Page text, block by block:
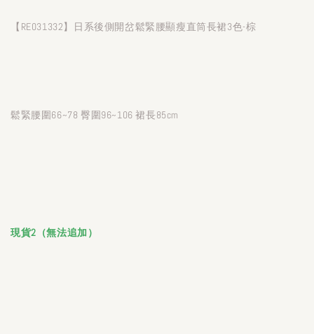
【RE031332】日系後側開岔鬆緊腰顯瘦直筒長裙3色-棕
鬆緊腰圍66~78 臀圍96~106 裙長85cm
現貨2（無法追加）